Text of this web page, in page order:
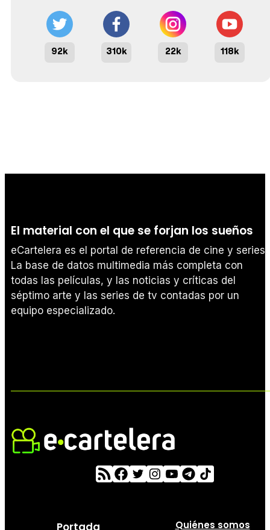
92k 310k 22k 118k
El material con el que se forjan los sueños
eCartelera es el portal de referencia de cine y series.
La base de datos multimedia más completa con
todas las películas, y las noticias y críticas del
séptimo arte y las series de tv contadas por un
equipo especializado.
Portada Quiénes somos